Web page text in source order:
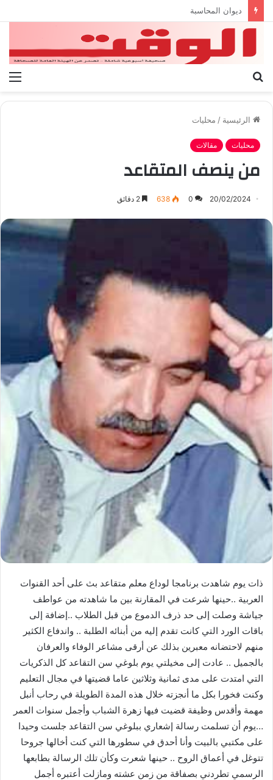
بيان الإتحاد الوطنى العام لعمال ليبيا
الرئيسية / محليات
محليات مقالات
من ينصف المتقاعد
20/02/2024
0
638
ذات يوم شاهدت برنامجا لوداع معلم متقاعد بث على أحد القنوات
العربية ..حينها شرعت في المقارنة بين ما شاهدته من عواطف
جياشة وصلت إلى حد ذرف الدموع من قبل الطلاب ..إضافة إلى
باقات الورد التي كانت تقدم إليه من أبنائه الطلبة .. واندفاع الكثير
منهم لاحتضانه معبرين بذلك عن أرقى مشاعر الوفاء والعرفان
بالجميل .. عادت إلى مخيلتي يوم بلوغي سن التقاعد كل الذكريات
التي امتدت على مدى ثمانية وثلاثين عاما قضيتها في مجال التعليم
وكنت فخورا بكل ما أنجزته خلال هذه المدة الطويلة في رحاب أنبل
مهمة وأقدس وظيفة قضيت فيها زهرة الشباب وأجمل سنوات العمر
…يوم أن تسلمت رسالة إشعاري ببلوغي سن التقاعد جلست وحيدا
على مكتبي بالبيت وأنا أحدق في سطورها التي كنت أخالها جروحا
تتوغل في أعماق الروح .. حينها شعرت وكأن تلك الرسالة بطابعها
الرسمي تطردني بصفاقة من زمن عشته ومازلت أعتبره أجمل